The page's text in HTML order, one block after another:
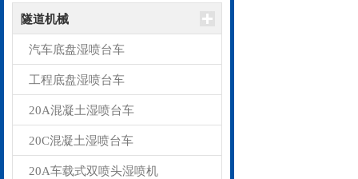
隧道机械
汽车底盘湿喷台车
工程底盘湿喷台车
20A混凝土湿喷台车
20C混凝土湿喷台车
20A车载式双喷头湿喷机